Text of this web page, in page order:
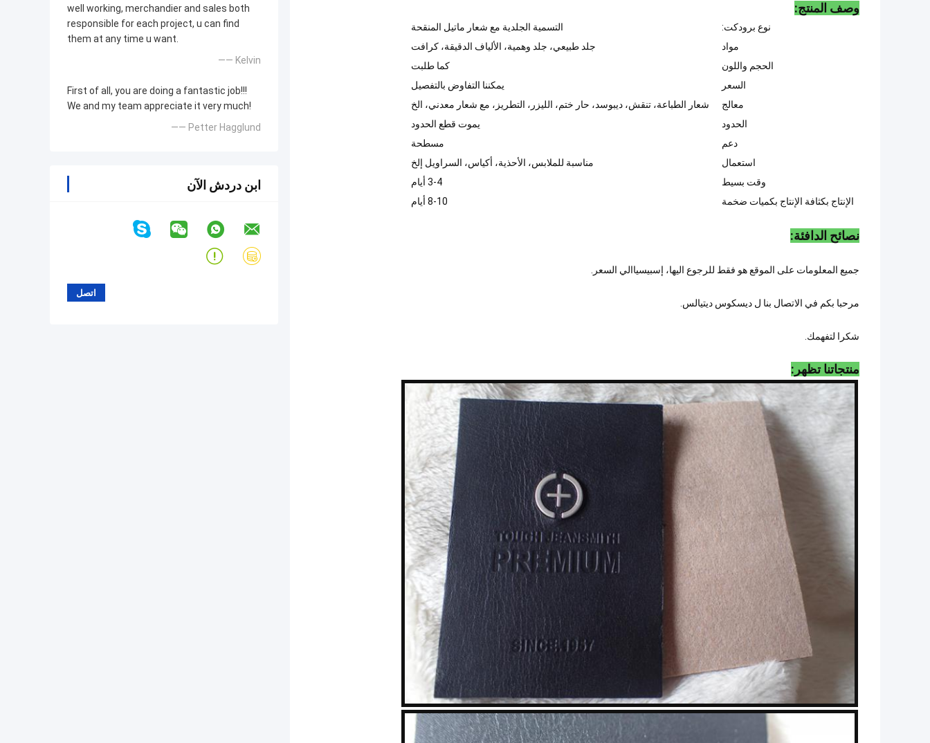
well working, merchandier and sales both
responsible for each project, u can find
them at any time u want.
—— Kelvin
First of all, you are doing a fantastic job!!!
We and my team appreciate it very much!
—— Petter Hagglund
ابن دردش الآن
وصف المنتج:
نوع برودكت:
التسمية الجلدية مع شعار ماتيل المنقحة
مواد
جلد طبيعي، جلد وهمية، الألياف الدقيقة، كرافت
الحجم واللون
كما طلبت
السعر
يمكننا التفاوض بالتفصيل
معالج
شعار الطباعة، تنقش، ديبوسد، حار ختم، الليزر، التطريز، مع شعار معدني، الخ
الحدود
يموت قطع الحدود
دعم
مسطحة
استعمال
مناسبة للملابس، الأحذية، أكياس، السراويل إلخ
وقت بسيط
3-4 أيام
الإنتاج بكثافة الإنتاج بكميات ضخمة
8-10 أيام
نصائح الدافئة:
جميع المعلومات على الموقع هو فقط للرجوع اليها، إسبيسياالي السعر.
مرحبا بكم في الاتصال بنا ل ديسكوس ديتيالس.
شكرا لتفهمك.
منتجاتنا تظهر: